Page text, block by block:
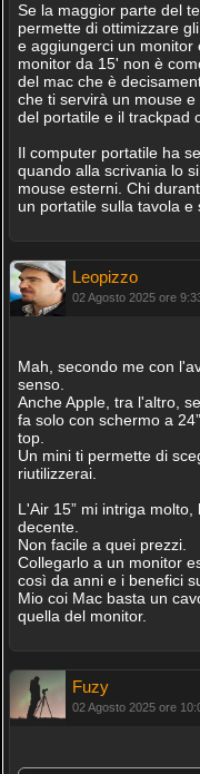
Se la maggior parte del
permette di ottimizzare
e aggiungerci un monitor
monitor da 15' non è
del mac che è
che ti servirà un mouse
del portatile e il trackpad
Il computer portatile ha
quando alla scrivania lo
mouse esterni. Chi
un portatile sulla tavola e
Leopizzo
02 Agosto 2025 ore
Mah, secondo me con
senso.
Anche Apple, tra l'altro,
fa solo con schermo a
top.
Un mini ti permette di
riutilizzerai.
L'Air 15” mi intriga
decente.
Non facile a quei prezzi.
Collegarlo a un monitor
così da anni e i benefici
Mio coi Mac basta un
quella del monitor.
Fuzy
02 Agosto 2025 ore